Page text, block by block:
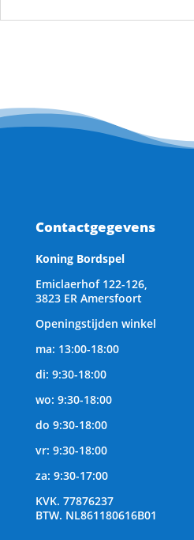
Contactgegevens
Koning Bordspel
Emiclaerhof 122-126,
3823 ER Amersfoort
Openingstijden winkel
ma: 13:00-18:00
di: 9:30-18:00
wo: 9:30-18:00
do 9:30-18:00
vr: 9:30-18:00
za: 9:30-17:00
KVK. 77876237
BTW. NL861180616B01